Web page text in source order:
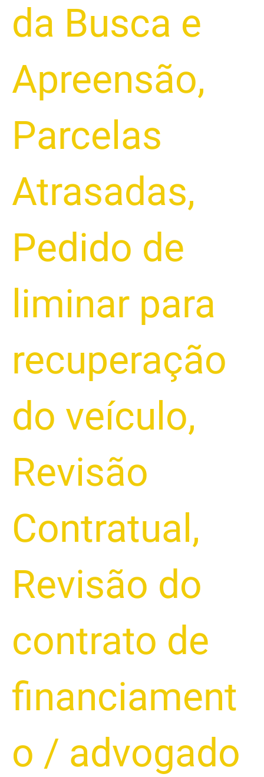
da Busca e
Apreensão,
Parcelas
Atrasadas,
Pedido de
liminar para
recuperação
do veículo,
Revisão
Contratual ,
Revisão do
contrato de
financiament
o / advogado